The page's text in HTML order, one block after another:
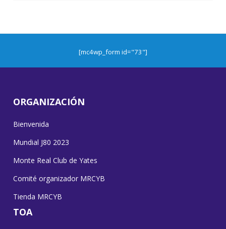
[mc4wp_form id="73"]
ORGANIZACIÓN
Bienvenida
Mundial J80 2023
Monte Real Club de Yates
Comité organizador MRCYB
Tienda MRCYB
TOA